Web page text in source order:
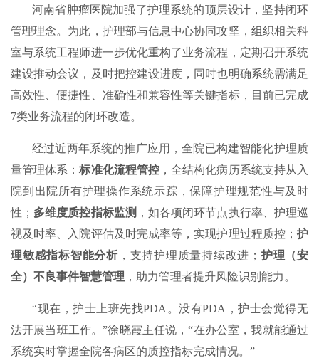
河南省肿瘤医院加强了护理系统的顶层设计，坚持闭环
管理理念。为此，护理部与信息中心协同攻坚，组织相关科
室与系统工程师进一步优化重构了业务流程，定期召开系统
建设推动会议，及时把控建设进度，同时也明确系统需满足
高效性、便捷性、准确性和兼容性等关键指标，目前已完成
7类业务流程的闭环改造。
经过近两年系统的推广应用，全院已构建智能化护理质
量管理体系：标准化流程管控 ，全结构化病历系统支持从入
院到出院所有护理操作系统示踪，保障护理规范性与及时
性； 多维度质控指标监测 ，如各项闭环节点执行率、护理巡
视及时率、入院评估及时完成率等，实现护理过程质控； 护
理敏感指标智能分析 ，支持护理质量持续改进； 护理（安
全）不良事件智慧管理 ，助力管理者提升风险识别能力。
“现在，护士上班先找PDA。没有PDA，护士会觉得无
法开展当班工作。”徐晓霞主任说，“在办公室，我就能通过
系统实时掌握全院各病区的质控指标完成情况。”